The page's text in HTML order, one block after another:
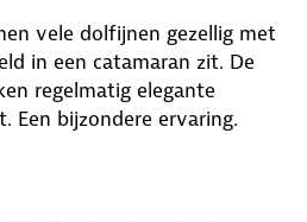
vele dolfijnen gezellig met
in een catamaran zit. De
regelmatig elegante
Een bijzondere ervaring.